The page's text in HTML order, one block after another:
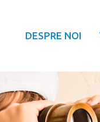
DESPRE NOI